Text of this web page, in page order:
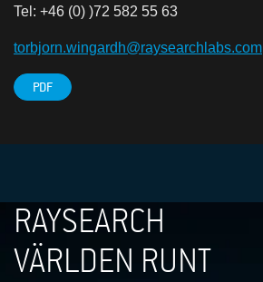
Tel: +46 (0) )72 582 55 63
torbjorn.wingardh@raysearchlabs.com
PDF
RAYSEARCH
VÄRLDEN RUNT